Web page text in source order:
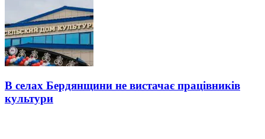
В селах Бердянщини не вистачає працівників
культури